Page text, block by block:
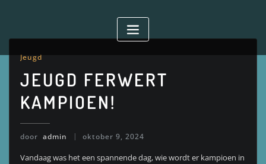
Jeugd
JEUGD FERWERT
KAMPIOEN!
door admin oktober 9, 2024
Vandaag was het een spannende dag, wie wordt er kampioen in